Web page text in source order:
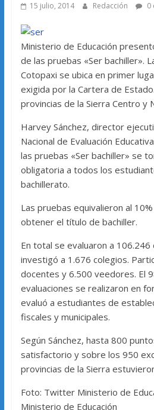
15 julio, 2014 Redacción 0
Ministerio de Educación
de las pruebas «Ser bachiller».
Cotopaxi se ubica en primer
exigida por la Cartera de
provincias de la Sierra Centro y
Harvey Sánchez, director
Nacional de Evaluación
las pruebas «Ser bachiller» se
obligatoria a todos los
bachillerato.
Las pruebas equivalieron al
obtener el título de bachiller.
En total se evaluaron a 106.246
investigó a 1.676 colegios.
docentes y 6.500 veedores. El
evaluaciones se realizaron en
evaluó a estudiantes de
fiscales y municipales.
Según Sánchez, hasta 800
satisfactorio y sobre los 950
provincias de la Sierra
Foto: Twitter Ministerio de
Ministerio de Educación